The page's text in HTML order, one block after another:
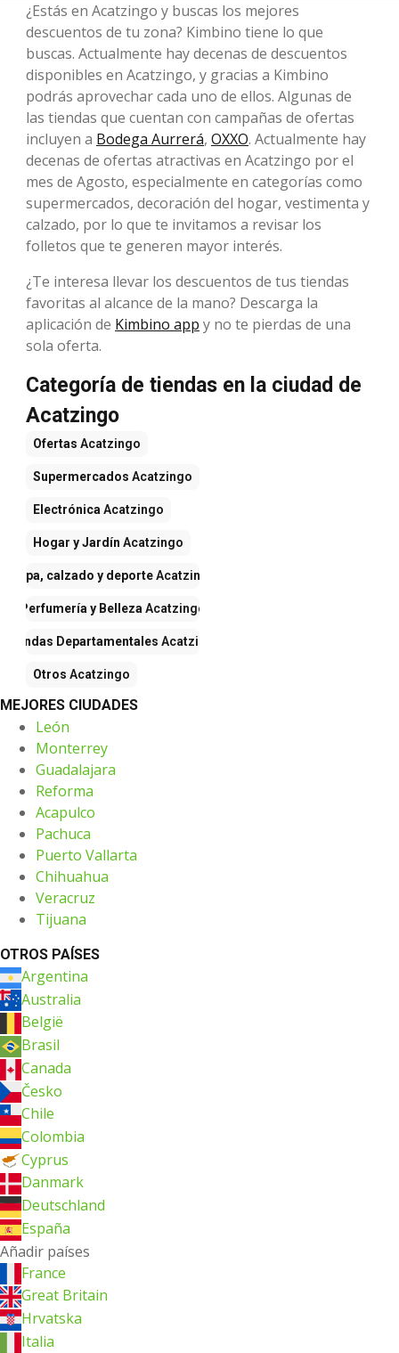
¿Estás en Acatzingo y buscas los mejores
descuentos de tu zona? Kimbino tiene lo que
buscas. Actualmente hay decenas de descuentos
disponibles en Acatzingo, y gracias a Kimbino
podrás aprovechar cada uno de ellos. Algunas de
las tiendas que cuentan con campañas de ofertas
incluyen a Bodega Aurrerá, OXXO. Actualmente hay
decenas de ofertas atractivas en Acatzingo por el
mes de Agosto, especialmente en categorías como
supermercados, decoración del hogar, vestimenta y
calzado, por lo que te invitamos a revisar los
folletos que te generen mayor interés.
¿Te interesa llevar los descuentos de tus tiendas
favoritas al alcance de la mano? Descarga la
aplicación de Kimbino app y no te pierdas de una
sola oferta.
Categoría de tiendas en la ciudad de
Acatzingo
Ofertas Acatzingo
Supermercados Acatzingo
Electrónica Acatzingo
Hogar y Jardín Acatzingo
Ropa, calzado y deporteAcatzingo
Perfumería y Belleza Acatzingo
Tiendas Departamentales Acatzingo
Otros Acatzingo
MEJORES CIUDADES
León
Monterrey
Guadalajara
Reforma
Acapulco
Pachuca
Puerto Vallarta
Chihuahua
Veracruz
Tijuana
OTROS PAÍSES
Argentina
Australia
België
Brasil
Canada
Česko
Chile
Colombia
Cyprus
Danmark
Deutschland
España
Añadir países
France
Great Britain
Hrvatska
Italia